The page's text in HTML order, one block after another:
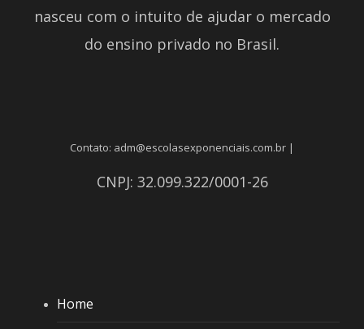
nasceu com o intuito de ajudar o mercado
do ensino privado no Brasil.
Contato: adm@escolasexponenciais.com.br |
CNPJ: 32.099.322/0001-26
Home